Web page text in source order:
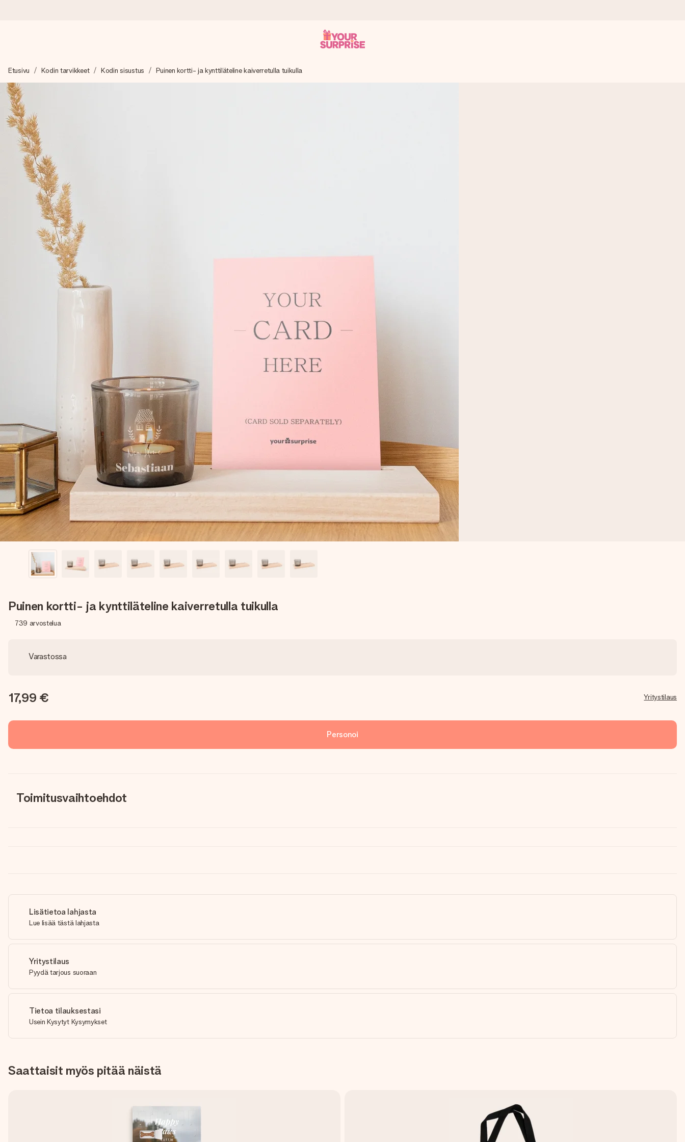
Valmistamme lahjasi huolella ja lähetämme sen hetkessä, jotta voit antaa sen juuri oikeaan aikaan, kun sillä on eniten
merkitystä.
4,8 (+15 000 arvostelun perusteella)
Lahjamme inspiroivat. Asiakkaiden arvosana on 4,8 Google Reviewsissä.
Ilmainen tervehdyskortti
Tilaa tänään – personoitu lahja valmistuu ja lähtee matkaan nopeammin kuin ehdit sanoa “yllätys!”
Etusivu Kodin tarvikkeet Kodin sisustus Puinen kortti- ja kynttiläteline kaiverretulla tuikulla
Puinen kortti- ja kynttiläteline kaiverretulla tuikulla
739 arvostelua
Varastossa
17,99 € Yritystilaus
Personoi
Toimitusvaihtoehdot
Lisätietoa lahjasta
Lue lisää tästä lahjasta
Yritystilaus
Pyydä tarjous suoraan
Tietoa tilauksestasi
Usein Kysytyt Kysymykset
Saattaisit myös pitää näistä